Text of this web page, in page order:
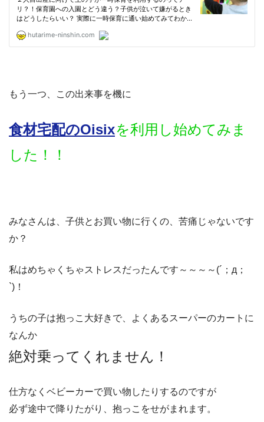
もう一つ、この出来事を機に
食材宅配のOisixを利用し始めてみま
した！！
みなさんは、子供とお買い物に行くの、苦痛じゃないです
か？
私はめちゃくちゃストレスだったんです～～～～(´；д；
`)！
うちの子は抱っこ大好きで、よくあるスーパーのカートに
なんか
絶対乗ってくれません！
仕方なくベビーカーで買い物したりするのですが
必ず途中で降りたがり、抱っこをせがまれます。